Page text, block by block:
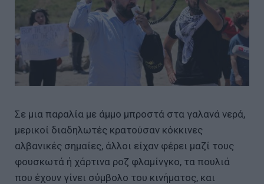
Σε μια παραλία με άμμο μπροστά στα γαλανά νερά,
μερικοί διαδηλωτές κρατούσαν κόκκινες
αλβανικές σημαίες, άλλοι είχαν φέρει μαζί τους
φουσκωτά ή χάρτινα ροζ φλαμίνγκο, τα πουλιά
που έχουν γίνει σύμβολο του κινήματος, και